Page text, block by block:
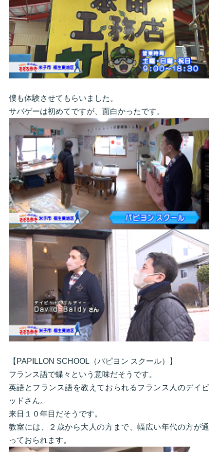
僕も体験させてもらいました。
サバゲーは初めてですが、面白かったです。
【PAPILLON SCHOOL（パピヨン スクール）】
フランス語で蝶々という意味だそうです。
英語とフランス語を教えておられるフランス人のデイビ
ッドさん。
来日１０年目だそうです。
教室には、２歳から大人の方まで、幅広い年代の方が通
っておられます。